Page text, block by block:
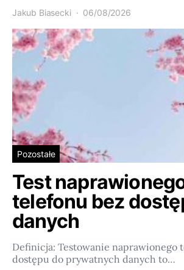
Jakub Biasecki 06/08/2026
Pozostałe
Test
telefonu bez
danych
Definicja: Testowanie naprawionego
dostępu do prywatnych danych to…